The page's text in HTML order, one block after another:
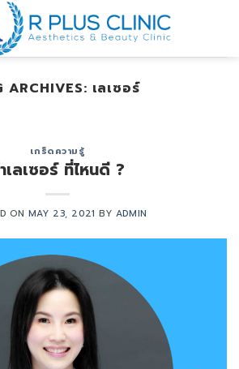
ARCHIVES: เลเซอร์
เกร็ดความรู้
เลเซอร์ ที่ไหนดี ?
ON MAY 23, 2021 BY ADMIN